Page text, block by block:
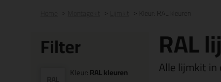
Kleur: RAL kleuren
Filter
Kleur:RAL kleuren
RAL
Alle lijmkit